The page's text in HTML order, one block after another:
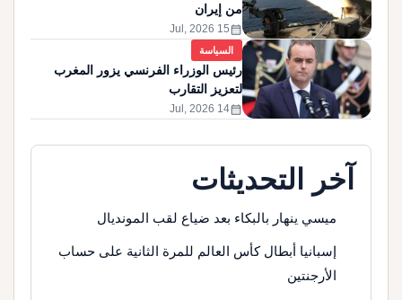
من إيران
calendar_month
15 Jul, 2026
السياسة
رئيس الوزراء الفرنسي يزور المغرب
لتعزيز التقارب
calendar_month
14 Jul, 2026
آخر التحديثات
ميسي ينهار بالبكاء بعد ضياع لقب المونديال
إسبانيا أبطال كأس العالم للمرة الثانية على حساب
الأرجنتين